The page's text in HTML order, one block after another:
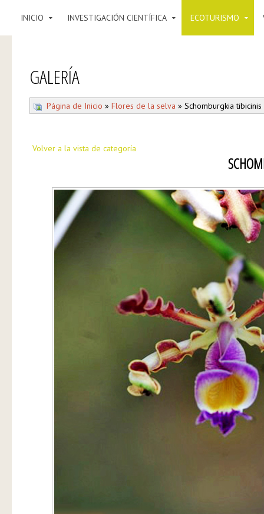
INICIO INVESTIGACIÓN CIENTÍFICA ECOTURISMO
GALERÍA
Página de Inicio » Flores de la selva » Schomburgkia tibicinis
Volver a la vista de categoría